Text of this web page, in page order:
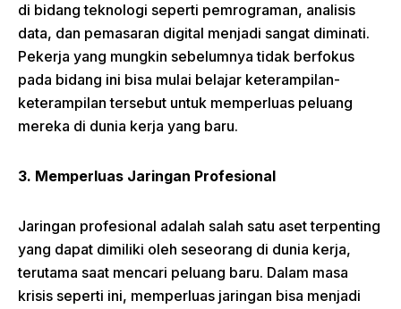
di bidang teknologi seperti pemrograman, analisis
data, dan pemasaran digital menjadi sangat diminati.
Pekerja yang mungkin sebelumnya tidak berfokus
pada bidang ini bisa mulai belajar keterampilan-
keterampilan tersebut untuk memperluas peluang
mereka di dunia kerja yang baru.
3. Memperluas Jaringan Profesional
Jaringan profesional adalah salah satu aset terpenting
yang dapat dimiliki oleh seseorang di dunia kerja,
terutama saat mencari peluang baru. Dalam masa
krisis seperti ini, memperluas jaringan bisa menjadi